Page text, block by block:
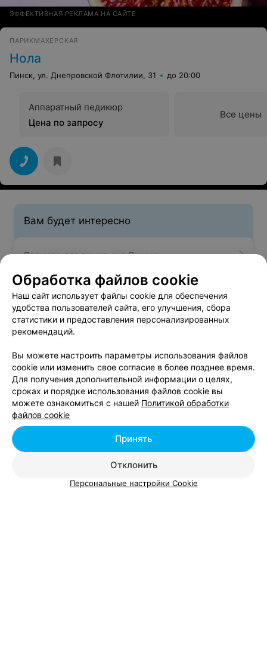
ЭФФЕКТИВНАЯ РЕКЛАМА НА САЙТЕ
ПАРИКМАХЕРСКАЯ
Нола
Пинск, ул. Днепровской Флотилии, 31 до 20:00
Аппаратный педикюр
Цена по запросу
Все цены
Вам будет интересно
Педикюр для пожилых в Пинске
Студии маникюра и педикюра в Пинске
Маникюр в Пинске
Добавить компанию
Добавить специалиста
Обработка файлов cookie
Наш сайт использует файлы cookie для обеспечения
удобства пользователей сайта, его улучшения, сбора
статистики и предоставления персонализированных
рекомендаций.
Вы можете настроить параметры использования файлов
cookie или изменить свое согласие в более позднее время.
Для получения дополнительной информации о целях,
сроках и порядке использования файлов cookie вы
можете ознакомиться с нашей Политикой обработки
файлов cookie
Отклонить
Принять
Персональные настройки Cookie